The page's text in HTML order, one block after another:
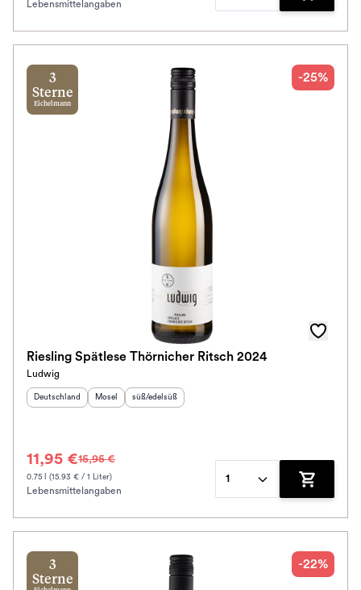
Lebensmittelangaben
Zum
3
Sterne
Eichelmann
-25%
Riesling Spätlese Thörnicher Ritsch 2024
Ludwig
Herkunftsland
Deutschland Herkunftsregion:
Mosel Geschmack:
süß/edelsüß
11,95 €15,95 €
0.75 l (15.93 € / 1 Liter)
Lebensmittelangaben
1
Zum
3
Sterne
-22%